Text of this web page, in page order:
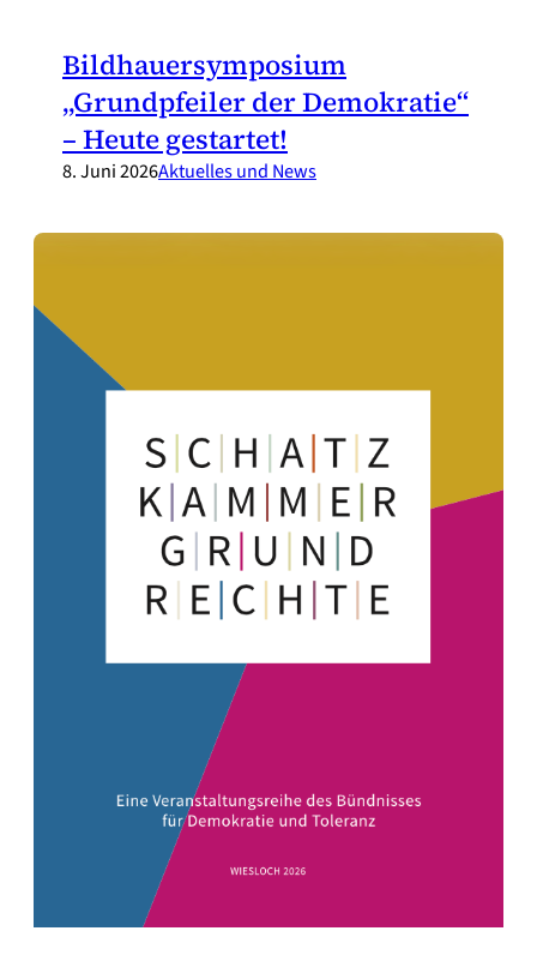
Bildhauersymposium
„Grundpfeiler der Demokratie“
– Heute gestartet!
8. Juni 2026Aktuelles und News